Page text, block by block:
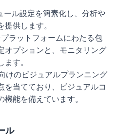
ール設定を簡素化し、分析や
供します。
ラットフォームにわたる包
オプションと、モニタリング
す。
けのビジュアルプランニング
を当てており、ビジュアルコ
能を備えています。
ル